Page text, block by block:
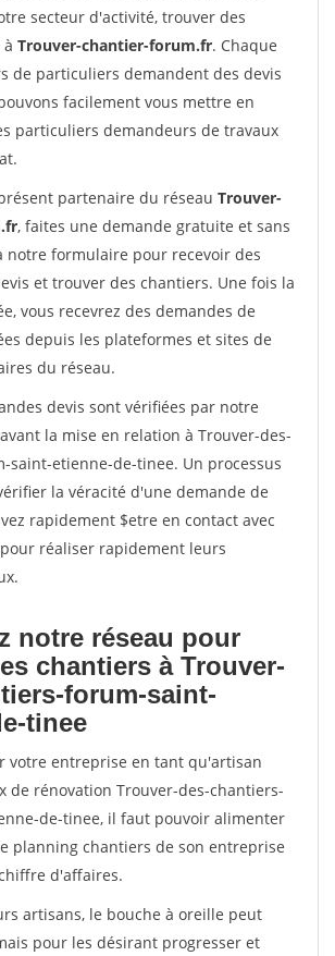
secteur d'activité, trouver des
Trouver-chantier-forum.fr. Chaque
de particuliers demandent des devis
facilement vous mettre en
particuliers demandeurs de travaux
partenaire du réseau Trouver-
, faites une demande gratuite et sans
notre formulaire pour recevoir des
et trouver des chantiers. Une fois la
vous recevrez des demandes de
depuis les plateformes et sites de
du réseau.
devis sont vérifiées par notre
la mise en relation à Trouver-des-
saint-etienne-de-tinee. Un processus
la véracité d'une demande de
rapidement $etre en contact avec
réaliser rapidement leurs
notre réseau pour
chantiers à Trouver-
forum-saint-
tinee
votre entreprise en tant qu'artisan
de rénovation Trouver-des-chantiers-
de-tinee, il faut pouvoir alimenter
planning chantiers de son entreprise
d'affaires.
artisans, le bouche à oreille peut
pour les désirant progresser et